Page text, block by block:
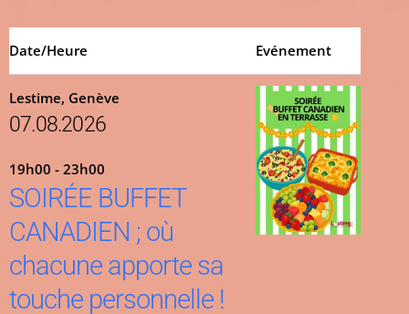
Date/Heure Evénement
Lestime, Genève
07.08.2026
19h00 - 23h00
SOIRÉE BUFFET
CANADIEN ; où
chacune apporte sa
touche personnelle !